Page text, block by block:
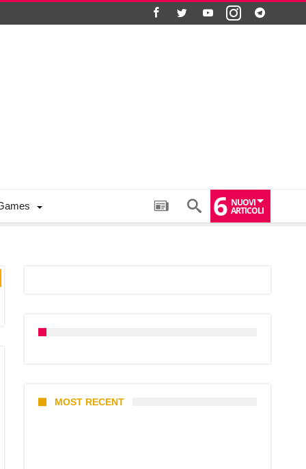
6 NUOVI
ARTICOLI
MOST RECENT